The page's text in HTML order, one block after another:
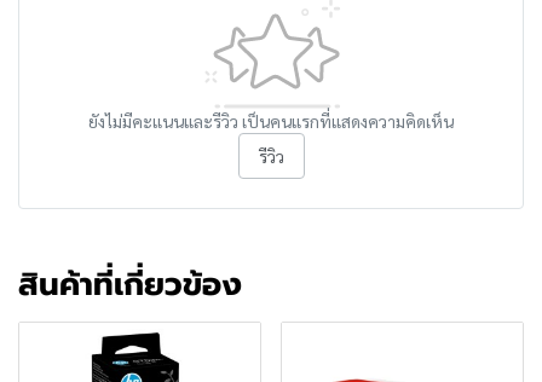
ยังไม่มีคะแนนและรีวิว เป็นคนแรกที่แสดงความคิดเห็น
รีวิว
สินค้าที่เกี่ยวข้อง